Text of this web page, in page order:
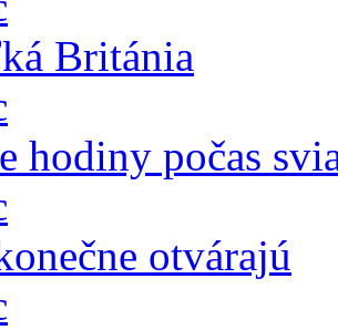
Británia
hodiny počas
otvárajú